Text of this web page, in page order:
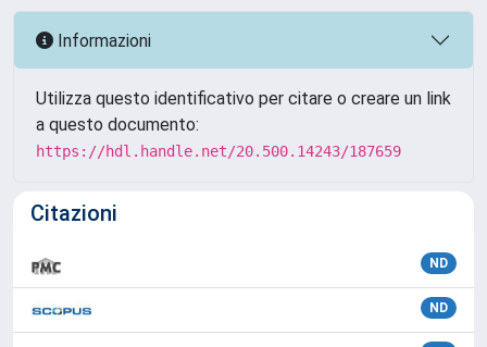
Informazioni
Utilizza questo identificativo per citare o creare un link
a questo documento:
https://hdl.handle.net/20.500.14243/187659
Citazioni
ND
ND